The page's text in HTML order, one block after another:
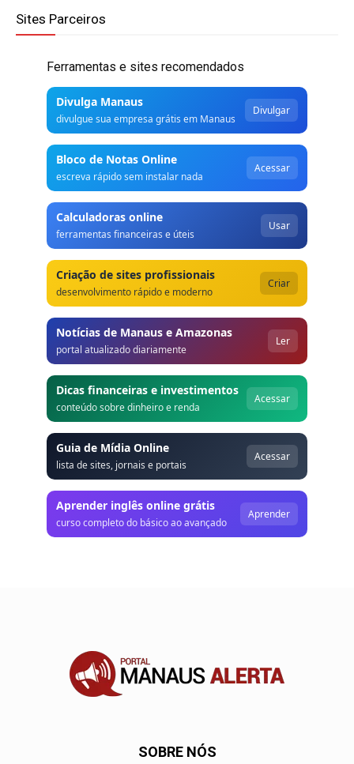
Sites Parceiros
Ferramentas e sites recomendados
Divulga Manaus
divulgue sua empresa grátis em Manaus
Divulgar
Bloco de Notas Online
escreva rápido sem instalar nada
Acessar
Calculadoras online
ferramentas financeiras e úteis
Usar
Criação de sites profissionais
desenvolvimento rápido e moderno
Criar
Notícias de Manaus e Amazonas
portal atualizado diariamente
Ler
Dicas financeiras e investimentos
conteúdo sobre dinheiro e renda
Acessar
Guia de Mídia Online
lista de sites, jornais e portais
Acessar
Aprender inglês online grátis
curso completo do básico ao avançado
Aprender
SOBRE NÓS